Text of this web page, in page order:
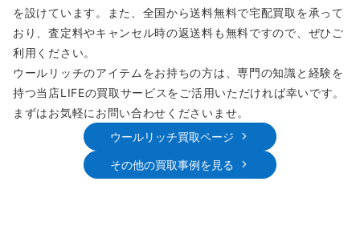
を設けています。また、全国から送料無料で宅配買取を承って
おり、査定料やキャンセル時の返送料も無料ですので、ぜひご
利用ください。
ウールリッチのアイテムをお持ちの方は、専門の知識と経験を
持つ当店LIFEの買取サービスをご活用いただければ幸いです。
まずはお気軽にお問い合わせくださいませ。
ウールリッチ買取ページ
その他の買取事例を見る